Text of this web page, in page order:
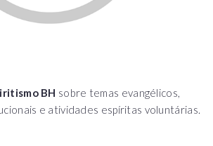
BH sobre temas evangélicos,
e atividades espíritas voluntárias.